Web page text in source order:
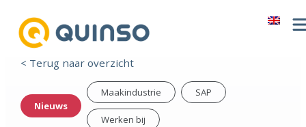
< Terug naar overzicht
Nieuws
Maakindustrie SAP
Werken bij